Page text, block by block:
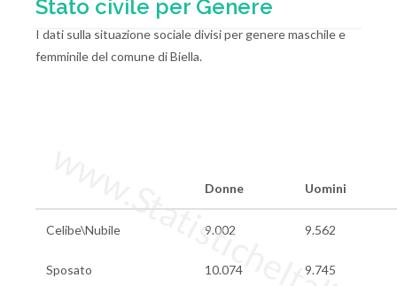
Stato civile per Genere
I dati sulla situazione sociale divisi per genere maschile e
femminile del comune di Biella.
Donne Uomini
Celibe\Nubile 9.002 9.562
Sposato 10.074 9.745
www.StatisticheItalia.it